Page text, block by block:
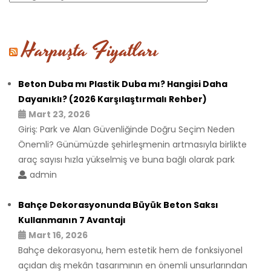
Harpuşta Fiyatları
Beton Duba mı Plastik Duba mı? Hangisi Daha
Dayanıklı? (2026 Karşılaştırmalı Rehber)
Mart 23, 2026
Giriş: Park ve Alan Güvenliğinde Doğru Seçim Neden
Önemli? Günümüzde şehirleşmenin artmasıyla birlikte
araç sayısı hızla yükselmiş ve buna bağlı olarak park
admin
Bahçe Dekorasyonunda Büyük Beton Saksı
Kullanmanın 7 Avantajı
Mart 16, 2026
Bahçe dekorasyonu, hem estetik hem de fonksiyonel
açıdan dış mekân tasarımının en önemli unsurlarından